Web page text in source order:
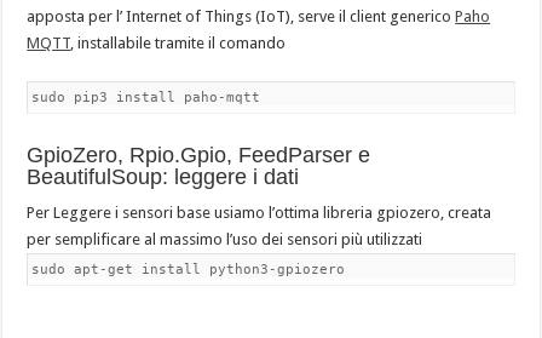
apposta per l’ Internet of Things (IoT), serve il client genericoPaho
MQTT , installabile tramite il comando
sudo pip3 install paho-mqtt
GpioZero, Rpio.Gpio, FeedParser e
BeautifulSoup: leggere i dati
Per Leggere i sensori base usiamo l’ottima libreria gpiozero, creata
per semplificare al massimo l’uso dei sensori più utilizzati
sudo apt-get install python3-gpiozero